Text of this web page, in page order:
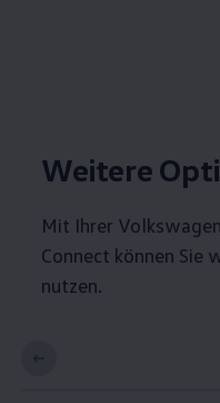
Weitere
Mit Ihrer Volkswagen
Connect können Sie
nutzen.